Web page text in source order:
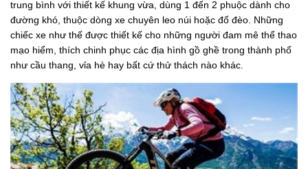
trung bình với thiết kế khung vừa, dùng 1 đến 2 phuộc dành cho
đường khó, thuộc dòng xe chuyên leo núi hoặc đổ đèo. Những
chiếc xe như thế được thiết kế cho những người đam mê thể thao
mạo hiểm, thích chinh phục các địa hình gồ ghề trong thành phố
như cầu thang, vỉa hè hay bất cứ thử thách nào khác.